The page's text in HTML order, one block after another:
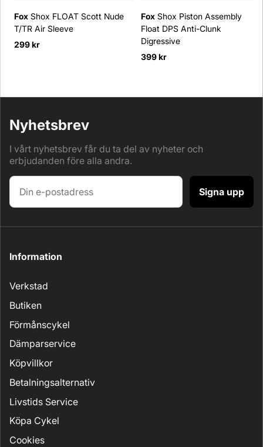
Fox Shox FLOAT Scott Nude
T/TR Air Sleeve
299 kr
Fox Shox Piston Assembly
Float DPS Anti-Clunk
Digressive
399 kr
Nyhetsbrev
I vårt nyhetsbrev får du ta del av nyheter och
erbjudanden före alla andra.
Signa upp
Information
Verkstad
Butiken
Förmånscykel
Dämparservice
Köpvillkor
Betalningsalternativ
Livstids Service
Köpa Cykel
Cookies